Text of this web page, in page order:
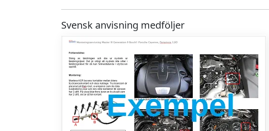
Svensk anvisning medföljer